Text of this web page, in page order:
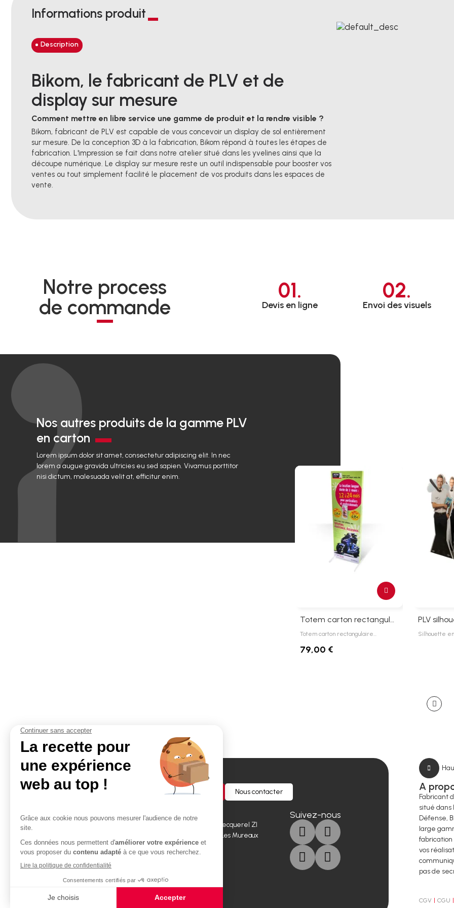
Informations produit
Description
Bikom, le fabricant de PLV et de
display sur mesure
Comment mettre en libre service une gamme de produit et la rendre visible ?
Bikom, fabricant de PLV est capable de vous concevoir un display de sol entièrement
sur mesure. De la conception 3D à la fabrication, Bikom répond à toutes les étapes de
fabrication. L'impression se fait dans notre atelier situé dans les yvelines ainsi que la
découpe numérique. Le display sur mesure reste un outil indispensable pour booster vos
ventes ou tout simplement facilité le placement de vos produits dans les espaces de
vente.
Notre process
de commande
01.
Devis en ligne
02.
Envoi des visuels
Nos autres produits de la gamme PLV
en carton
Lorem ipsum dolor sit amet, consectetur adipiscing elit. In nec
lorem a augue gravida ultricies eu sed sapien. Vivamus porttitor
nisi dictum, malesuada velit at, efficitur enim.
Totem carton rectangulaire 50 x 160 cm
Totem carton rectangulaire…
79,00 €
Silhouette
Demander un devis Nous contacter
Accès rapides
Portfolio
Blog
Contact
Bikom Shop, 26 rue becquerel ZI
des Garennes 78130 Les Mureaux
01 30 99 75 64
devis@bikom.fr
Suivez-nous
A
Fabricant
situé dans
Défense,
large
fabrication
vos
pas de
CGV CGU